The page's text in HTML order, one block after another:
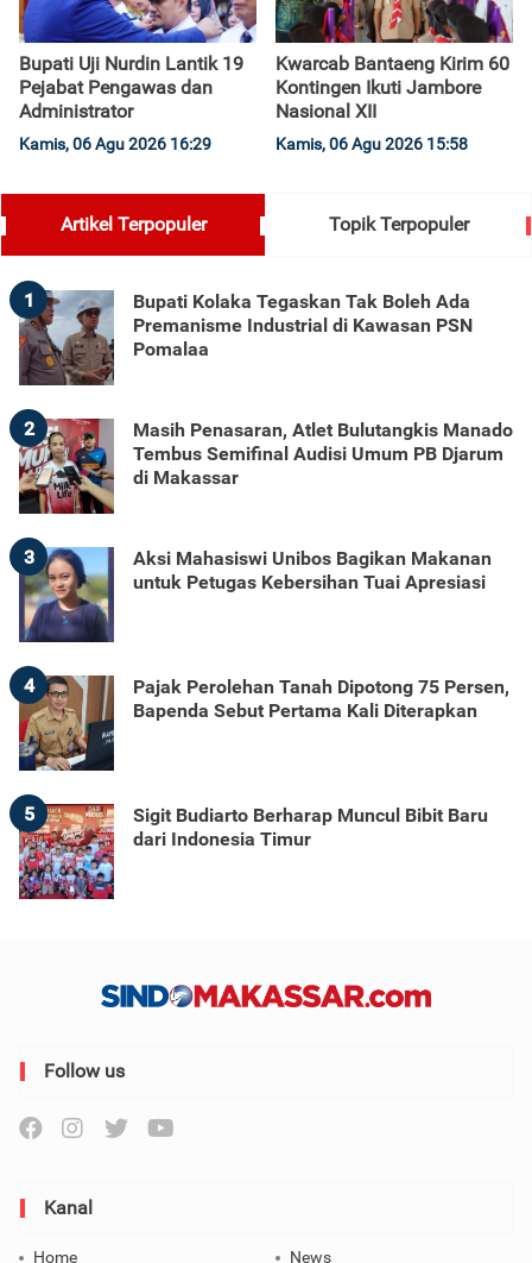
Bupati Uji Nurdin Lantik 19
Pejabat Pengawas dan
Administrator
Kamis, 06 Agu 2026 16:29
Kwarcab Bantaeng Kirim 60
Kontingen Ikuti Jambore
Nasional XII
Kamis, 06 Agu 2026 15:58
Artikel Terpopuler Topik Terpopuler
1
Bupati Kolaka Tegaskan Tak Boleh Ada
Premanisme Industrial di Kawasan PSN
Pomalaa
2
Masih Penasaran, Atlet Bulutangkis Manado
Tembus Semifinal Audisi Umum PB Djarum
di Makassar
3
Aksi Mahasiswi Unibos Bagikan Makanan
untuk Petugas Kebersihan Tuai Apresiasi
4
Pajak Perolehan Tanah Dipotong 75 Persen,
Bapenda Sebut Pertama Kali Diterapkan
5
Sigit Budiarto Berharap Muncul Bibit Baru
dari Indonesia Timur
Follow us
Kanal
Home News